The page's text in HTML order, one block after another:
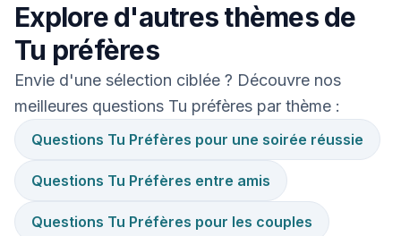
Explore d'autres thèmes de
Tu préfères
Envie d'une sélection ciblée ? Découvre nos
meilleures questions Tu préfères par thème :
Questions Tu Préfères pour une soirée réussie
Questions Tu Préfères entre amis
Questions Tu Préfères pour les couples